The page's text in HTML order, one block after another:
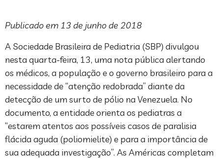
Publicado em 13 de junho de 2018
A Sociedade Brasileira de Pediatria (SBP) divulgou
nesta quarta-feira, 13, uma nota pública alertando
os médicos, a população e o governo brasileiro para a
necessidade de “atenção redobrada” diante da
detecção de um surto de pólio na Venezuela. No
documento, a entidade orienta os pediatras a
“estarem atentos aos possíveis casos de paralisia
flácida aguda (poliomielite) e para a importância de
sua adequada investigação”. As Américas completam